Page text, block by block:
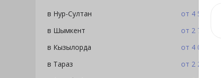
в Нур-Султан
от 4 574 ₸
в Шымкент
от 2 731 ₸
в Кызылорда
от 4 009 ₸
в Тараз
от 2 231 ₸